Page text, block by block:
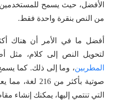
من النص بنقرة واحدة فقط.
لتحويل النص إلى كلام، مثل
المطربين، وما إلى ذلك. كما
صوتية بأكثر من
التي تنتمي إليها، يمكنك إنشاء